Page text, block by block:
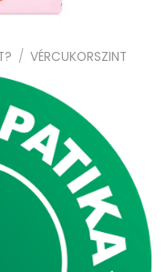
/ VÉRCUKORSZINT